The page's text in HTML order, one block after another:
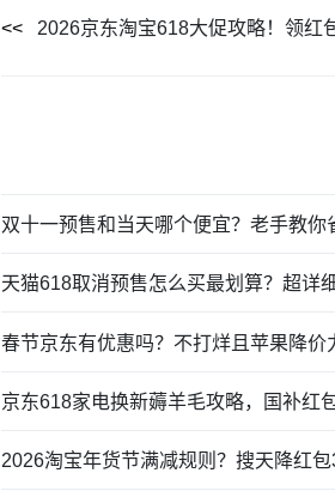
2026京东淘宝618大促攻略！领红
双十一预售和当天哪个便宜？老手教你
天猫618取消预售怎么买最划算？超详
春节京东有优惠吗？不打烊且苹果降价
京东618家电换新薅羊毛攻略，国补红
2026淘宝年货节满减规则？搜天降红